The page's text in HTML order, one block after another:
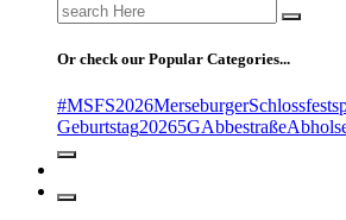
Search
for:
Or check our Popular Categories...
Geburtstag20265GAbbestraße